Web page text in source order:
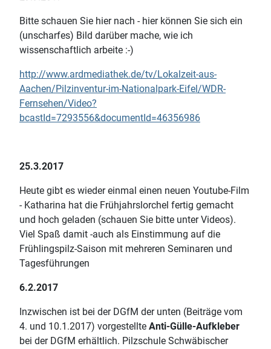
Bitte schauen Sie hier nach - hier können Sie sich ein
(unscharfes) Bild darüber mache, wie ich
wissenschaftlich arbeite :-)
http://www.ardmediathek.de/tv/Lokalzeit-aus-
Aachen/Pilzinventur-im-Nationalpark-Eifel/WDR-
Fernsehen/Video?
bcastId=7293556&documentId=46356986
25.3.2017
Heute gibt es wieder einmal einen neuen Youtube-Film
- Katharina hat die Frühjahrslorchel fertig gemacht
und hoch geladen (schauen Sie bitte unter Videos).
Viel Spaß damit -auch als Einstimmung auf die
Frühlingspilz-Saison mit mehreren Seminaren und
Tagesführungen
6.2.2017
Inzwischen ist bei der DGfM der unten (Beiträge vom
4. und 10.1.2017) vorgestellte Anti-Gülle-Aufkleber
bei der DGfM erhältlich. Pilzschule Schwäbischer